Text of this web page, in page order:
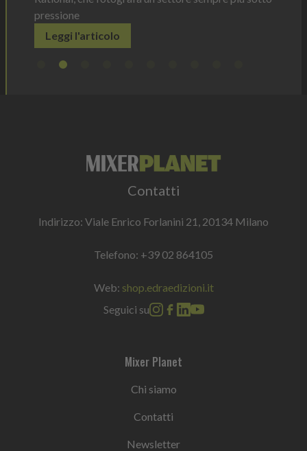
pressione
Leggi l'articolo
Contatti
Indirizzo: Viale Enrico Forlanini 21, 20134 Milano
Telefono: +39 02 864105
Web: shop.edraedizioni.it
Seguici su
Mixer Planet
Chi siamo
Contatti
Newsletter